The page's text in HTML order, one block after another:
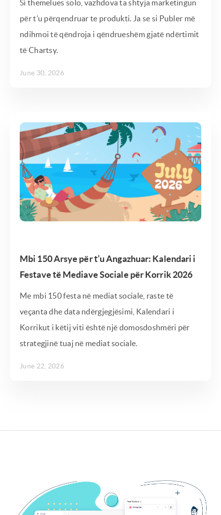
Si themelues solo, vazhdova ta shtyja marketingun
për t’u përqendruar te produkti. Ja se si Publer më
ndihmoi të qëndroja i qëndrueshëm gjatë ndërtimit
të Chartsy.
June 30, 2026
Mbi 150 Arsye për t’u Angazhuar: Kalendari i
Festave të Mediave Sociale për Korrik 2026
Me mbi 150 festa në mediat sociale, raste të
veçanta dhe data ndërgjegjësimi, Kalendari i
Korrikut i këtij viti është një domosdoshmëri për
strategjinë tuaj në mediat sociale.
June 22, 2026